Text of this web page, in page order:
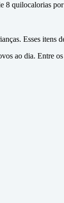
quilocalorias
Esses itens
ao dia. Entre